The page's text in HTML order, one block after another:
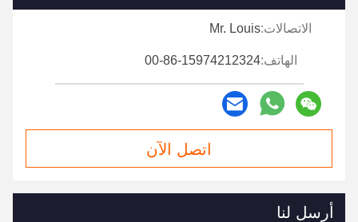
الاتصالات:Mr. Louis
الهاتف:00-86-15974212324
اتصل الآن
أرسل لنا